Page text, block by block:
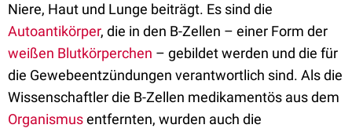
Niere, Haut und Lunge beiträgt. Es sind die
Autoantikörper, die in den B-Zellen – einer Form der
weißen Blutkörperchen – gebildet werden und die für
die Gewebeentzündungen verantwortlich sind. Als die
Wissenschaftler die B-Zellen medikamentös aus dem
Organismusentfernten, wurden auch die